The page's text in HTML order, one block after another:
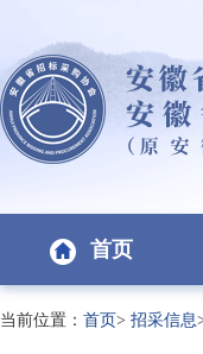
首页
当前位置： 首页> 招采信息